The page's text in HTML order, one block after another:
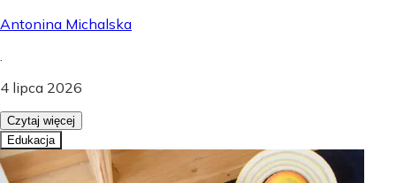
Antonina Michalska
4 lipca 2026
Czytaj więcej
Edukacja